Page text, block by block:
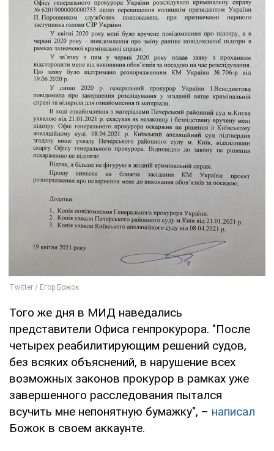
Того же дня в МИД наведались
представители Офиса генпрокурора. "После
четырех реабилитирующим решений судов,
без всяких объяснений, в нарушение всех
возможных законов прокурор в рамках уже
завершенного расследования пытался
всучить мне непонятную бумажку", – написал
Божок в своем аккаунте.